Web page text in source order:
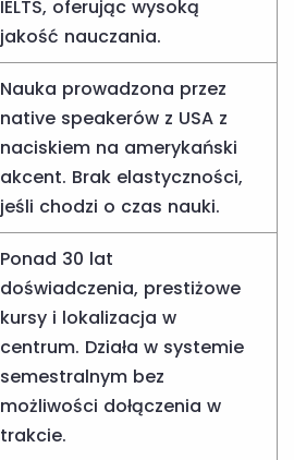
IELTS, oferując wysoką
jakość nauczania.
Nauka prowadzona przez
native speakerów z USA z
naciskiem na amerykański
akcent. Brak elastyczności,
jeśli chodzi o czas nauki.
Ponad 30 lat
doświadczenia, prestiżowe
kursy i lokalizacja w
centrum. Działa w systemie
semestralnym bez
możliwości dołączenia w
trakcie.